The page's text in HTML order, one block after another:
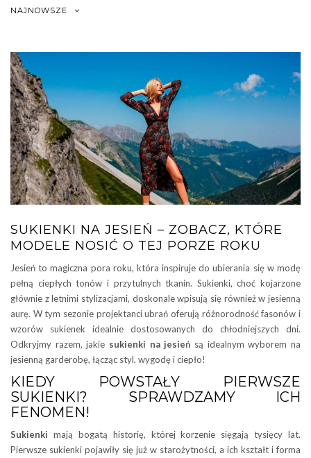
NAJNOWSZE
SUKIENKI NA JESIEŃ – ZOBACZ, KTÓRE
MODELE NOSIĆ O TEJ PORZE ROKU
Jesień to magiczna pora roku, która inspiruje do ubierania się w modę
pełną ciepłych tonów i przytulnych tkanin. Sukienki, choć kojarzone
głównie z letnimi stylizacjami, doskonale wpisują się również w jesienną
aurę. W tym sezonie projektanci ubrań oferują różnorodność fasonów i
wzorów sukienek idealnie dostosowanych do chłodniejszych dni.
Odkryjmy razem, jakie sukienki na jesień są idealnym wyborem na
jesienną garderobę, łącząc styl, wygodę i ciepło!
KIEDY POWSTAŁY PIERWSZE
SUKIENKI? SPRAWDZAMY ICH
FENOMEN!
Sukienki mają bogatą historię, której korzenie sięgają tysięcy lat.
Pierwsze sukienki pojawiły się już w starożytności, a ich kształt i forma